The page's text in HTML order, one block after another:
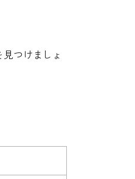
つけましょ